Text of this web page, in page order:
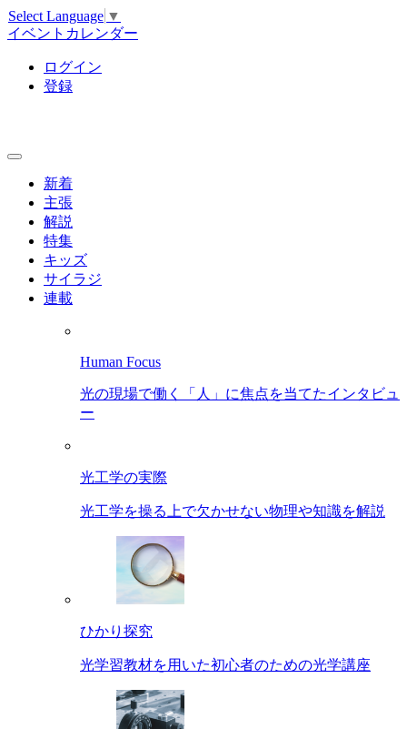
Select Language ▼
イベントカレンダー
ログイン
登録
新着
主張
解説
特集
キッズ
サイラジ
連載
Human Focus
光の現場で働く「人」に焦点を当てたインタビュ
ー
光工学の実際
光工学を操る上で欠かせない物理や知識を解説
ひかり探究
光学習教材を用いた初心者のための光学講座